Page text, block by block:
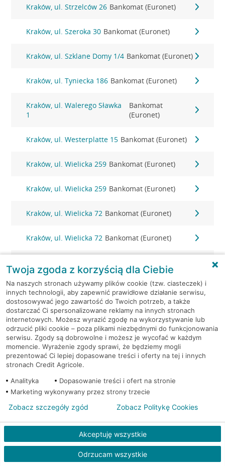
Kraków, ul. Strzelców 26 Bankomat (Euronet)
Kraków, ul. Szeroka 30 Bankomat (Euronet)
Kraków, ul. Szklane Domy 1/4 Bankomat (Euronet)
Kraków, ul. Tyniecka 186 Bankomat (Euronet)
Kraków, ul. Walerego Sławka
1
Bankomat
(Euronet)
Kraków, ul. Westerplatte 15 Bankomat (Euronet)
Kraków, ul. Wielicka 259 Bankomat (Euronet)
Kraków, ul. Wielicka 259 Bankomat (Euronet)
Kraków, ul. Wielicka 72 Bankomat (Euronet)
Kraków, ul. Wielicka 72 Bankomat (Euronet)
Kraków, ul. Wielicka 79 Bankomat (Euronet)
Kraków, ul. Wiślna 6 Bankomat (Euronet)
Kraków, ul. Włoska 2 Bankomat (Euronet)
Kraków, ul. Wrocławska 43A Bankomat (Euronet)
Kraków, ul. Wysłouchów 1 Bankomat (Euronet)
Kraków, ul. Zakopiańska 105 Bankomat (Euronet)
Kraków, ul. Zakopiańska 62 Bankomat (Euronet)
Kraków, ul. Zakopiańska 62 Bankomat (Euronet)
Twoja zgoda z korzyścią dla Ciebie
Na naszych stronach używamy plików cookie (tzw. ciasteczek) i
innych technologii, aby zapewnić prawidłowe działanie serwisu,
dostosowywać jego zawartość do Twoich potrzeb, a także
dostarczać Ci spersonalizowane reklamy na innych stronach
internetowych. Możesz wyrazić zgodę na wykorzystywanie lub
odrzucić pliki cookie – poza plikami niezbędnymi do funkcjonowania
serwisu. Zgody są dobrowolne i możesz je wycofać w każdym
momencie. Wyrażenie zgody sprawi, że będziemy mogli
prezentować Ci lepiej dopasowane treści i oferty na tej i innych
stronach Credit Agricole.
Analityka
Dopasowanie treści i ofert na stronie
Marketing wykonywany przez strony trzecie
Akceptuję wszystkie
Odrzucam wszystkie
Zobacz szczegóły zgód Zobacz Politykę Cookies